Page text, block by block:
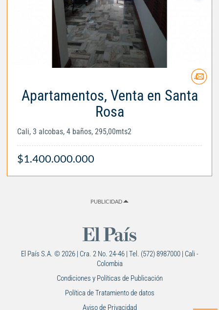
Apartamentos, Venta en Santa
Rosa
Cali, 3 alcobas, 4 baños, 295,00mts2
$1.400.000.000
PUBLICIDAD
El País S.A. © 2026 | Cra. 2 No. 24-46 | Tel. (572) 8987000 | Cali -
Colombia
Condiciones y Políticas de Publicación
Política de Tratamiento de datos
Aviso de Privacidad